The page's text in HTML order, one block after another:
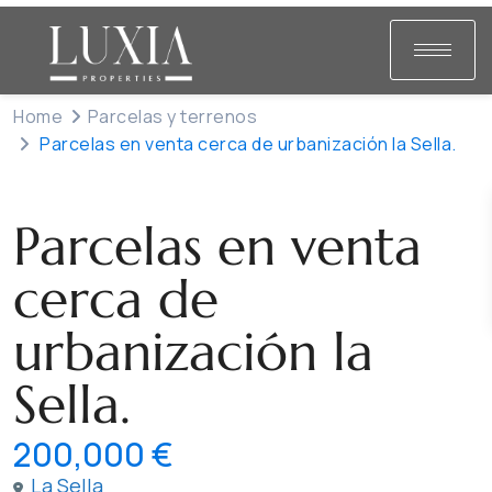
Home
Parcelas y terrenos
Parcelas en venta cerca de urbanización la Sella.
Parcelas en venta
cerca de
urbanización la
Sella.
200,000 €
La Sella